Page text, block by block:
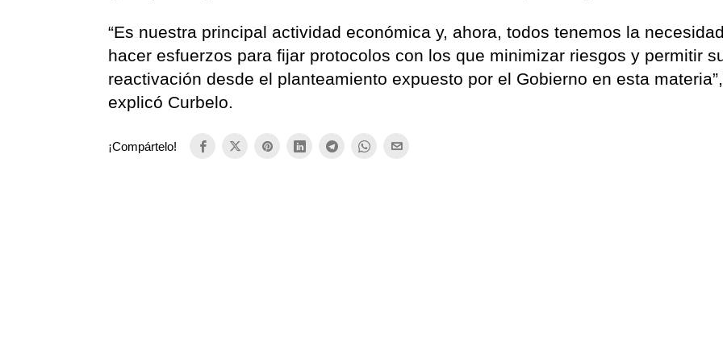
“Es nuestra principal actividad económica y, ahora, todos tenemos la
hacer esfuerzos para fijar protocolos con los que minimizar riesgos y permitir
reactivación desde el planteamiento expuesto por el Gobierno en esta materia”,
explicó Curbelo.
¡Compártelo!